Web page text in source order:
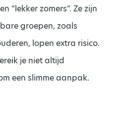
“lekker zomers”. Ze zijn
groepen, zoals
lopen extra risico.
je niet altijd
een slimme aanpak.